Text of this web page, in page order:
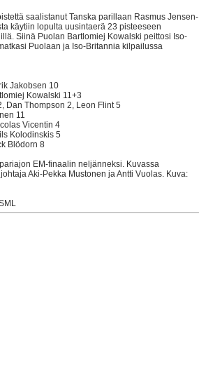
saalistanut Tanska parillaan Rasmus Jensen-
käytiin lopulta uusintaerä 23 pisteeseen
Siinä Puolan Bartlomiej Kowalski peittosi Iso-
Puolaan ja Iso-Britannia kilpailussa
Jakobsen 10
Kowalski 11+3
Dan Thompson 2, Leon Flint 5
11
Vicentin 4
Kolodinskis 5
Blödorn 8
EM-finaalin neljänneksi. Kuvassa
Aki-Pekka Mustonen ja Antti Vuolas. Kuva: